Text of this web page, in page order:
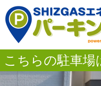
こちらの駐車